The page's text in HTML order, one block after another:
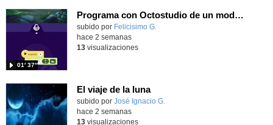
Programa con Octostudio de un modo sencillo, offline y gratuito
Contenido educativo.
subido por Felicisimo G.
01′ 37″
hace 2 semanas
13visualizaciones
El viaje de la luna
Contenido educativo.
subido por José Ignacio G.
hace 2 semanas
13visualizaciones